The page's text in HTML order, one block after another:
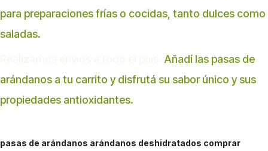
para preparaciones frías o cocidas, tanto dulces como
saladas.
Añadí las pasas de
arándanos a tu carrito y disfrutá su sabor único y sus
propiedades antioxidantes.
pasas de arándanos arándanos deshidratados comprar